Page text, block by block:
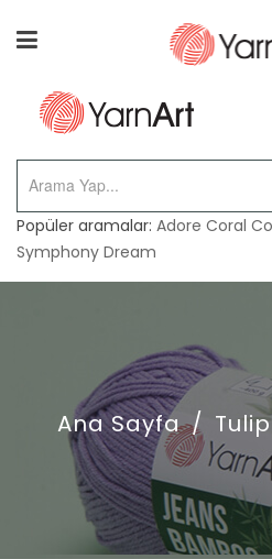
Popüler aramalar: Adore Coral
Symphony Dream
Ana Sayfa / Tulip